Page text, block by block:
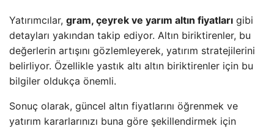
Yatırımcılar, gram, çeyrek ve yarım altın fiyatları gibi
detayları yakından takip ediyor. Altın biriktirenler, bu
değerlerin artışını gözlemleyerek, yatırım stratejilerini
belirliyor. Özellikle yastık altı altın biriktirenler için bu
bilgiler oldukça önemli.
Sonuç olarak, güncel altın fiyatlarını öğrenmek ve
yatırım kararlarınızı buna göre şekillendirmek için